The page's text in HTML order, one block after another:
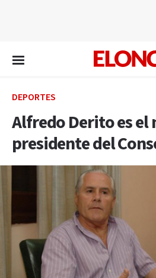
DEPORTES
Alfredo Derito es el
presidente del